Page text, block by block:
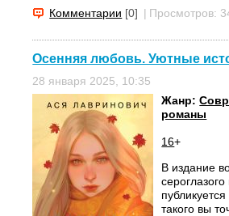
Комментарии [0] | Просмотров:
Осенняя любовь. Уютные
28 января 2025, 10:35
Жанр:
романы
16+
В издание
такого вы